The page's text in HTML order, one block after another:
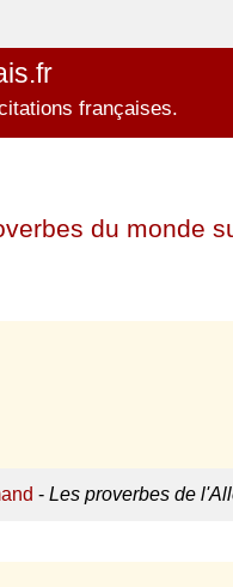
françaises.
du monde
- Les proverbes de